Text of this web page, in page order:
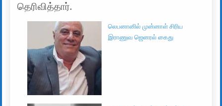
தெரிவித்தார்.
லெபனானில் முன்னாள் சிரிய
இராணுவ ஜெனரல் கைது